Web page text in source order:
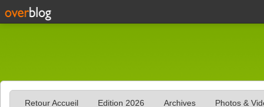
Retour Accueil Edition 2026 Archives Photos &